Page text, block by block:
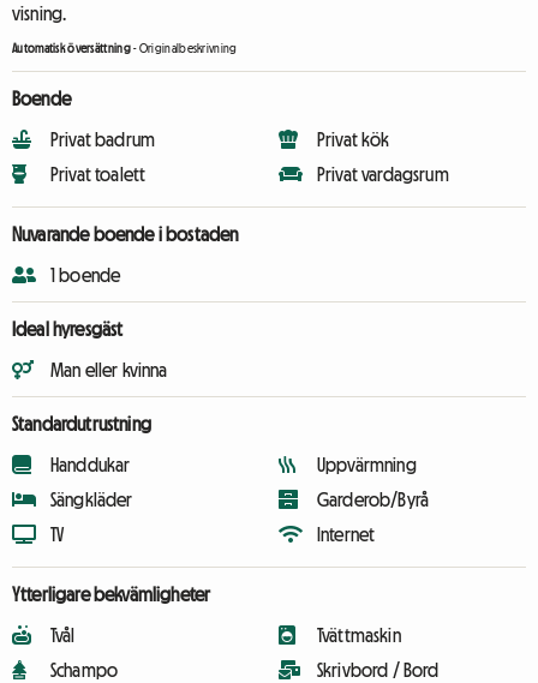
visning.
Automatisk översättning-Originalbeskrivning
Boende
Privat badrum
Privat toalett
Privat kök
Privat vardagsrum
Nuvarande boende i bostaden
1 boende
Ideal hyresgäst
Man eller kvinna
Standardutrustning
Handdukar
Sängkläder
TV
Uppvärmning
Garderob/Byrå
Internet
Ytterligare bekvämligheter
Tvål
Schampo
Tvättmaskin
Skrivbord / Bord